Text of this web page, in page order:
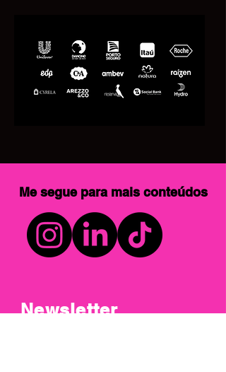
Me segue para mais conteúdos
Newsletter